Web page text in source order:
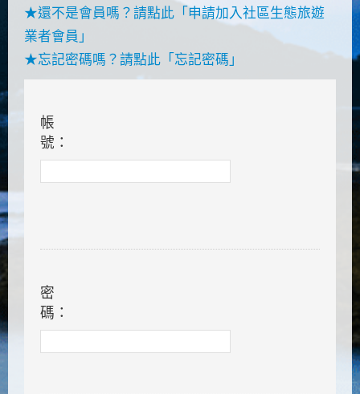
★還不是會員嗎？請點此 「申請加入社區生態旅遊
業者會員」
★忘記密碼嗎？請點此 「忘記密碼」
帳
號：
密
碼：